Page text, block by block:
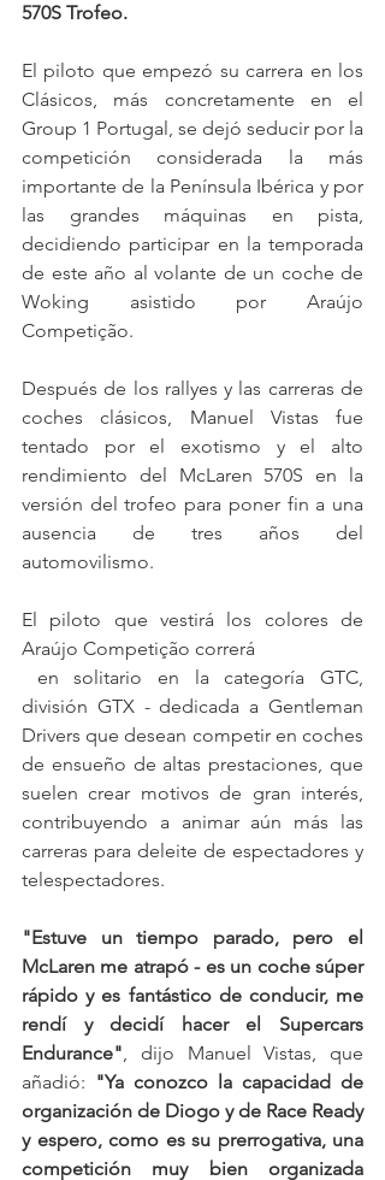
570S Trofeo.
El piloto que empezó su carrera en los
Clásicos, más concretamente en el
Group 1 Portugal, se dejó seducir por la
competición considerada la más
importante de la Península Ibérica y por
las grandes máquinas en pista,
decidiendo participar en la temporada
de este año al volante de un coche de
Woking asistido por Araújo
Competição.
Después de los rallyes y las carreras de
coches clásicos, Manuel Vistas fue
tentado por el exotismo y el alto
rendimiento del McLaren 570S en la
versión del trofeo para poner fin a una
ausencia de tres años del
automovilismo.
El piloto que vestirá los colores de
Araújo Competição correrá
división GTX - dedicada a Gentleman
Drivers que desean competir en coches
de ensueño de altas prestaciones, que
suelen crear motivos de gran interés,
contribuyendo a animar aún más las
carreras para deleite de espectadores y
telespectadores.
"Estuve un tiempo parado, pero el
McLaren me atrapó - es un coche súper
rápido y es fantástico de conducir, me
rendí y decidí hacer el Supercars
Endurance", dijo Manuel Vistas, que
añadió: "Ya conozco la capacidad de
organización de Diogo y de Race Ready
y espero, como es su prerrogativa, una
competición muy bien organizada